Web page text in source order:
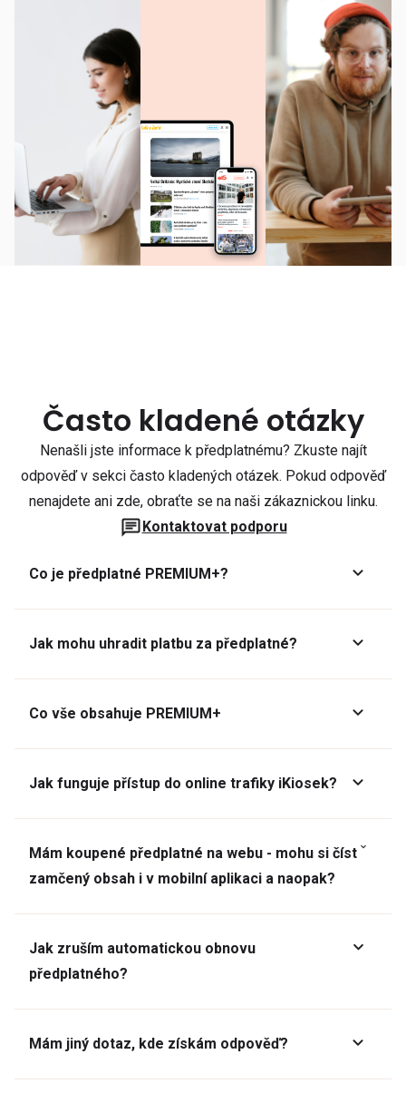
Často kladené otázky
Nenašli jste informace k předplatnému? Zkuste najít
odpověď v sekci často kladených otázek. Pokud odpověď
nenajdete ani zde, obraťte se na naši zákaznickou linku.
Kontaktovat podporu
Co je předplatné PREMIUM+?
Jak mohu uhradit platbu za předplatné?
Co vše obsahuje PREMIUM+
Jak funguje přístup do online trafiky iKiosek?
Mám koupené předplatné na webu - mohu si číst
zamčený obsah i v mobilní aplikaci a naopak?
Jak zruším automatickou obnovu
předplatného?
Mám jiný dotaz, kde získám odpověď?